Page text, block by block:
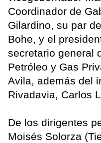
Coordinador de
Gilardino, su par
Bohe, y el
secretario general
Petróleo y Gas
Avila, además del
Rivadavia, Carlos
De los dirigentes
Moisés Solorza